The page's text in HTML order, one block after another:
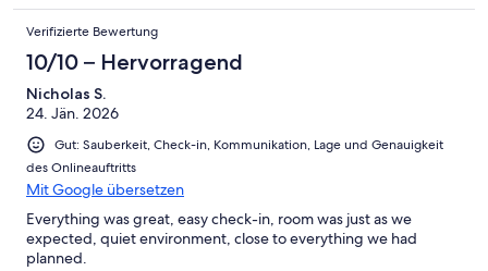
Verifizierte Bewertung
10/10 – Hervorragend
Nicholas S.
24. Jän. 2026
Gut: Sauberkeit, Check-in, Kommunikation, Lage und Genauigkeit
des Onlineauftritts
Mit Google übersetzen
Everything was great, easy check-in, room was just as we
expected, quiet environment, close to everything we had
planned.